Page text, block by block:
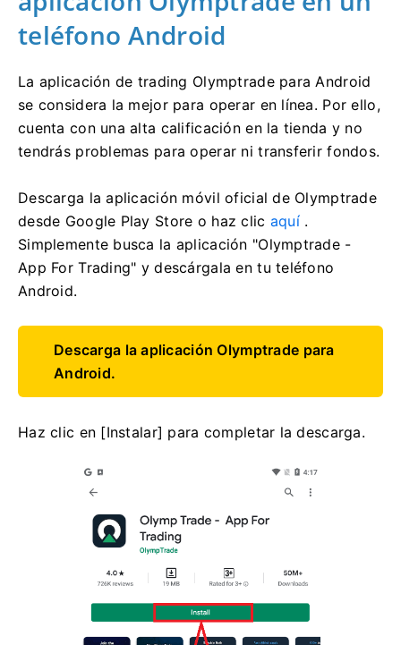
teléfono Android
La aplicación de trading Olymptrade para Android
se considera la mejor para operar en línea. Por ello,
cuenta con una alta calificación en la tienda y no
tendrás problemas para operar ni transferir fondos.
Descarga la aplicación móvil oficial de Olymptrade
desde Google Play Store o haz clic aquí.
Simplemente busca la aplicación "Olymptrade -
App For Trading" y descárgala en tu teléfono
Android.
Descarga la aplicación Olymptrade para
Android.
Haz clic en [Instalar] para completar la descarga.